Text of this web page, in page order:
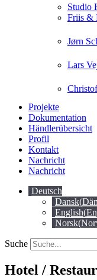
Studio
Friis &
Jørn
Lars
Projekte
Dokumentation
Händlerübersicht
Profil
Kontakt
Nachricht
Nachricht
Deutsch
Dansk(
English(
Norsk(
Suche
Hotel /